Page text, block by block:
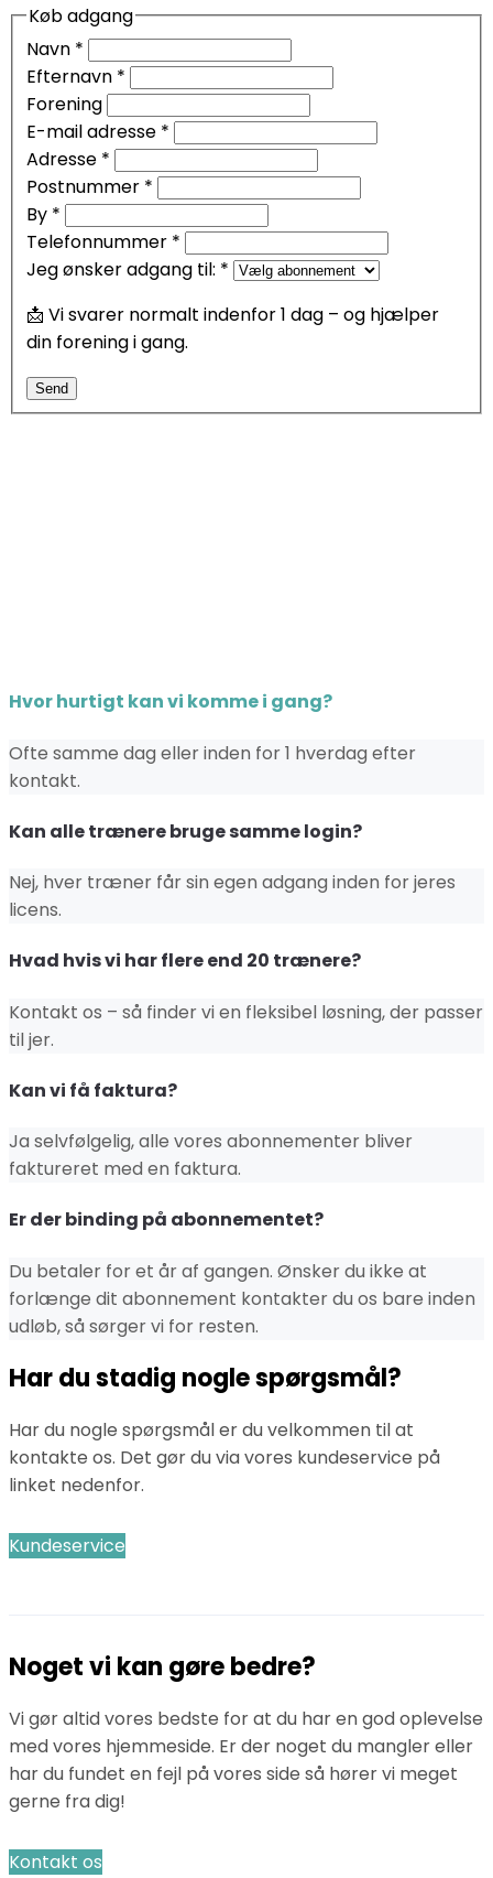
Køb adgang
Navn *
Efternavn *
Forening
E-mail adresse *
Adresse *
Postnummer *
By *
Telefonnummer *
Jeg ønsker adgang til: *
📩 Vi svarer normalt indenfor 1 dag – og hjælper
din forening i gang.
Send
Hvor hurtigt kan vi komme i gang?
Ofte samme dag eller inden for 1 hverdag efter
kontakt.
Kan alle trænere bruge samme login?
Nej, hver træner får sin egen adgang inden for jeres
licens.
Hvad hvis vi har flere end 20 trænere?
Kontakt os – så finder vi en fleksibel løsning, der passer
til jer.
Kan vi få faktura?
Ja selvfølgelig, alle vores abonnementer bliver
faktureret med en faktura.
Er der binding på abonnementet?
Du betaler for et år af gangen. Ønsker du ikke at
forlænge dit abonnement kontakter du os bare inden
udløb, så sørger vi for resten.
Har du stadig nogle spørgsmål?
Har du nogle spørgsmål er du velkommen til at
kontakte os. Det gør du via vores kundeservice på
linket nedenfor.
Kundeservice
Noget vi kan gøre bedre?
Vi gør altid vores bedste for at du har en god oplevelse
med vores hjemmeside. Er der noget du mangler eller
har du fundet en fejl på vores side så hører vi meget
gerne fra dig!
Kontakt os